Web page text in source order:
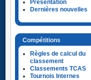
Présentation
Dernières nouvelles
Compétitions
Règles de calcul du
classement
Classements TCAS
Tournois Internes